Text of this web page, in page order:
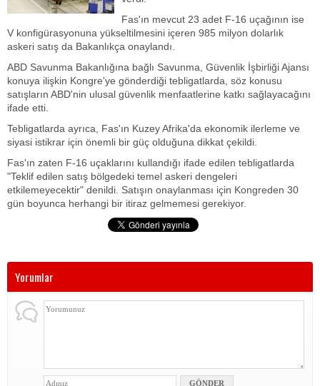
Fas'ın mevcut 23 adet F-16 uçağının ise
V konfigürasyonuna yükseltilmesini içeren 985 milyon dolarlık
askeri satış da Bakanlıkça onaylandı.
ABD Savunma Bakanlığına bağlı Savunma, Güvenlik İşbirliği Ajansı
konuya ilişkin Kongre'ye gönderdiği tebligatlarda, söz konusu
satışların ABD'nin ulusal güvenlik menfaatlerine katkı sağlayacağını
ifade etti.
Tebligatlarda ayrıca, Fas'ın Kuzey Afrika'da ekonomik ilerleme ve
siyasi istikrar için önemli bir güç olduğuna dikkat çekildi.
Fas'ın zaten F-16 uçaklarını kullandığı ifade edilen tebligatlarda
"Teklif edilen satış bölgedeki temel askeri dengeleri
etkilemeyecektir" denildi. Satışın onaylanması için Kongreden 30
gün boyunca herhangi bir itiraz gelmemesi gerekiyor.
Yorumlar